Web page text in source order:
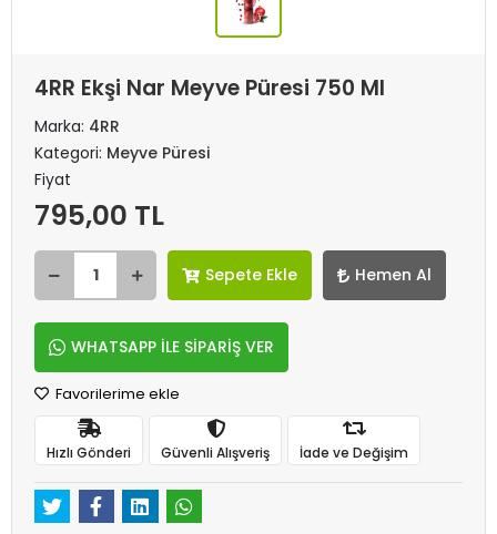
4RR Ekşi Nar Meyve Püresi 750 Ml
Marka: 4RR
Kategori: Meyve Püresi
Fiyat
795,00 TL
Sepete Ekle Hemen Al
WHATSAPP İLE SİPARİŞ VER
Favorilerime ekle
Hızlı Gönderi Güvenli Alışveriş İade ve Değişim